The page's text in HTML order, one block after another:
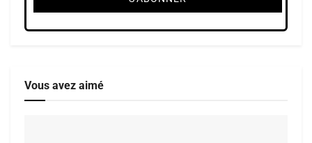
Vous avez aimé